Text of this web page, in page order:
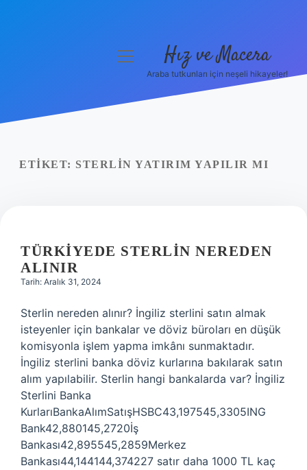
Yasal Uyarı
menüyü
Hız ve Macera
Araba tutkunları için neşeli hikayeler!
ETIKET: STERLIN YATIRIM YAPILIR MI
TÜRKIYEDE STERLIN NEREDEN
ALINIR
Tarih: Aralık 31, 2024
Sterlin nereden alınır? İngiliz sterlini satın almak
isteyenler için bankalar ve döviz büroları en düşük
komisyonla işlem yapma imkânı sunmaktadır.
İngiliz sterlini banka döviz kurlarına bakılarak satın
alım yapılabilir. Sterlin hangi bankalarda var? İngiliz
Sterlini Banka
KurlarıBankaAlımSatışHSBC43,197545,3305ING
Bank42,880145,2720İş
Bankası42,895545,2859Merkez
Bankası44,144144,374227 satır daha 1000 TL kaç